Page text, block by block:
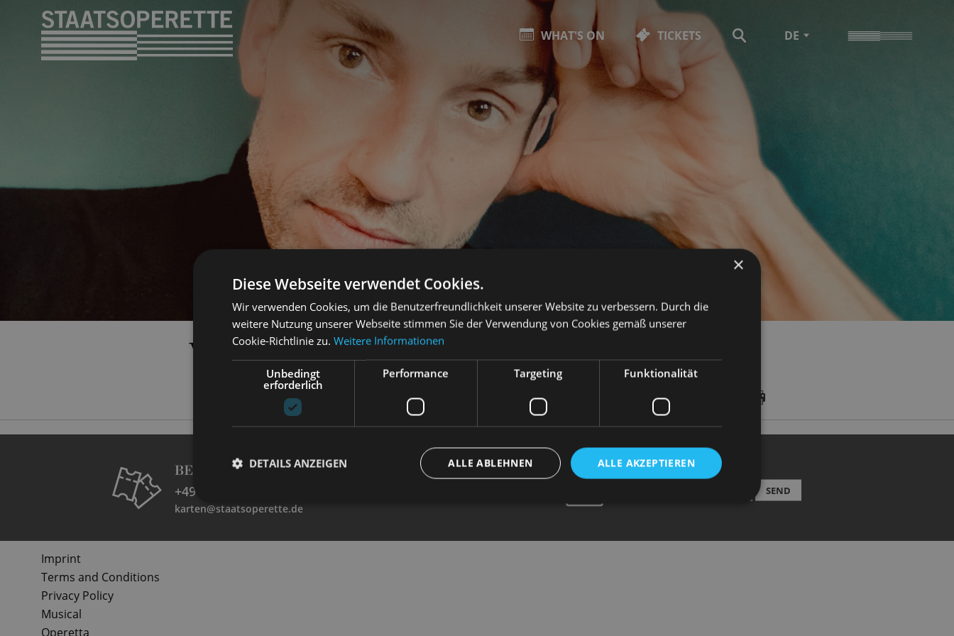
WHAT'S ON TICKETS DE
VOLKER MICHL
BESUCHERSERVICE
+49 351 32042 222
karten@staatsoperette.de
NEWSLETTER
SEND
Imprint
Terms and Conditions
Privacy Policy
Musical
Operetta
×
Diese Webseite verwendet Cookies.
Wir verwenden Cookies, um die Benutzerfreundlichkeit unserer Website zu verbessern. Durch die
weitere Nutzung unserer Webseite stimmen Sie der Verwendung von Cookies gemäß unserer
Cookie-Richtlinie zu. Weitere Informationen
Unbedingt
erforderlich
Performance Targeting Funktionalität
ALLE AKZEPTIEREN
ALLE ABLEHNEN
DETAILS ANZEIGEN